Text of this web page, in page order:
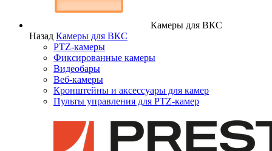
Камеры для ВКС
Назад Камеры для ВКС
PTZ-камеры
Фиксированные камеры
Видеобары
Веб-камеры
Кронштейны и аксессуары для камер
Пульты управления для PTZ-камер